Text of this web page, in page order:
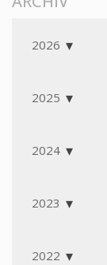
2026
2025
2024
2023
2022